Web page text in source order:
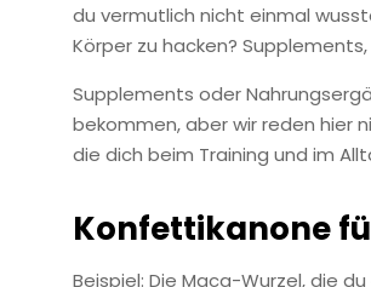
du vermutlich nicht einmal
Körper zu hacken?
Supplements oder
bekommen, aber wir reden hier
die dich beim Training und im
Konfettikanone
Beispiel: Die Maca-Wurzel, die